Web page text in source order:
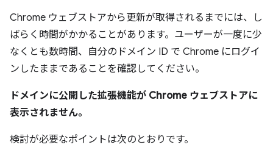
Chrome ウェブストアから更新が取得されるまでには、し
ばらく時間がかかることがあります。ユーザーが一度に少
なくとも数時間、自分のドメイン ID で Chrome にログイ
ンしたままであることを確認してください。
ドメインに公開した拡張機能が Chrome ウェブストアに
表示されません。
検討が必要なポイントは次のとおりです。